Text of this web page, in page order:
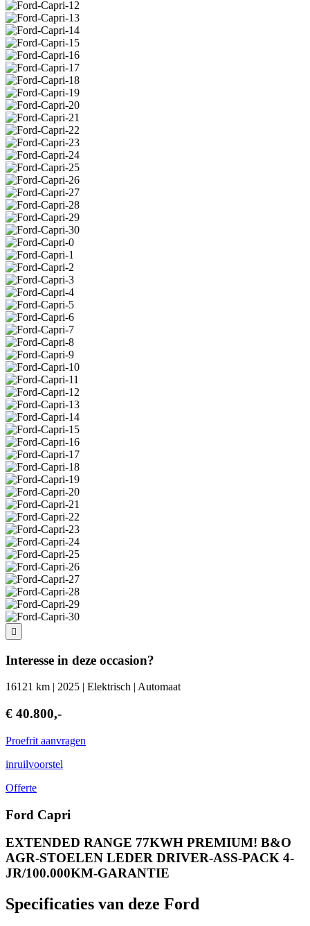
Interesse in deze occasion?
16121 km | 2025 | Elektrisch | Automaat
€ 40.800,-
Proefrit aanvragen
inruilvoorstel
Offerte
Ford Capri
EXTENDED RANGE 77KWH PREMIUM! B&O
AGR-STOELEN LEDER DRIVER-ASS-PACK 4-
JR/100.000KM-GARANTIE
Specificaties van deze Ford